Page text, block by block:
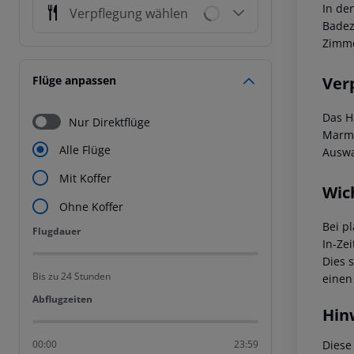
Verpflegung wählen
Flüge anpassen
Nur Direktflüge
Alle Flüge
Mit Koffer
Ohne Koffer
Flugdauer
Flugdauer
Bis zu 24 Stunden
Abflugzeiten
Abflugzeiten
00:00 23:59
In
Das
Bei
In-
Dies